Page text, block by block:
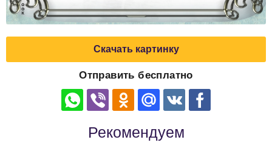
Скачать картинку
Отправить бесплатно
Рекомендуем